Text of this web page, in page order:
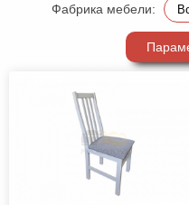
Фабрика мебели: